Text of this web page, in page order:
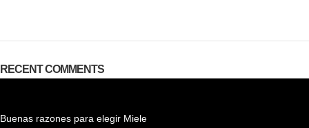
RECENT COMMENTS
Buenas razones para elegir Miele